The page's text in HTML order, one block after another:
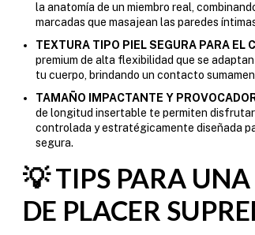
la anatomía de un miembro real,
marcadas que masajean las paredes
TEXTURA TIPO PIEL SEGURA PARA EL
premium de alta flexibilidad que se
tu cuerpo, brindando un contacto
TAMAÑO IMPACTANTE Y
de longitud insertable te permiten
controlada y estratégicamente diseñada
segura.
💡 TIPS PARA
DE PLACER